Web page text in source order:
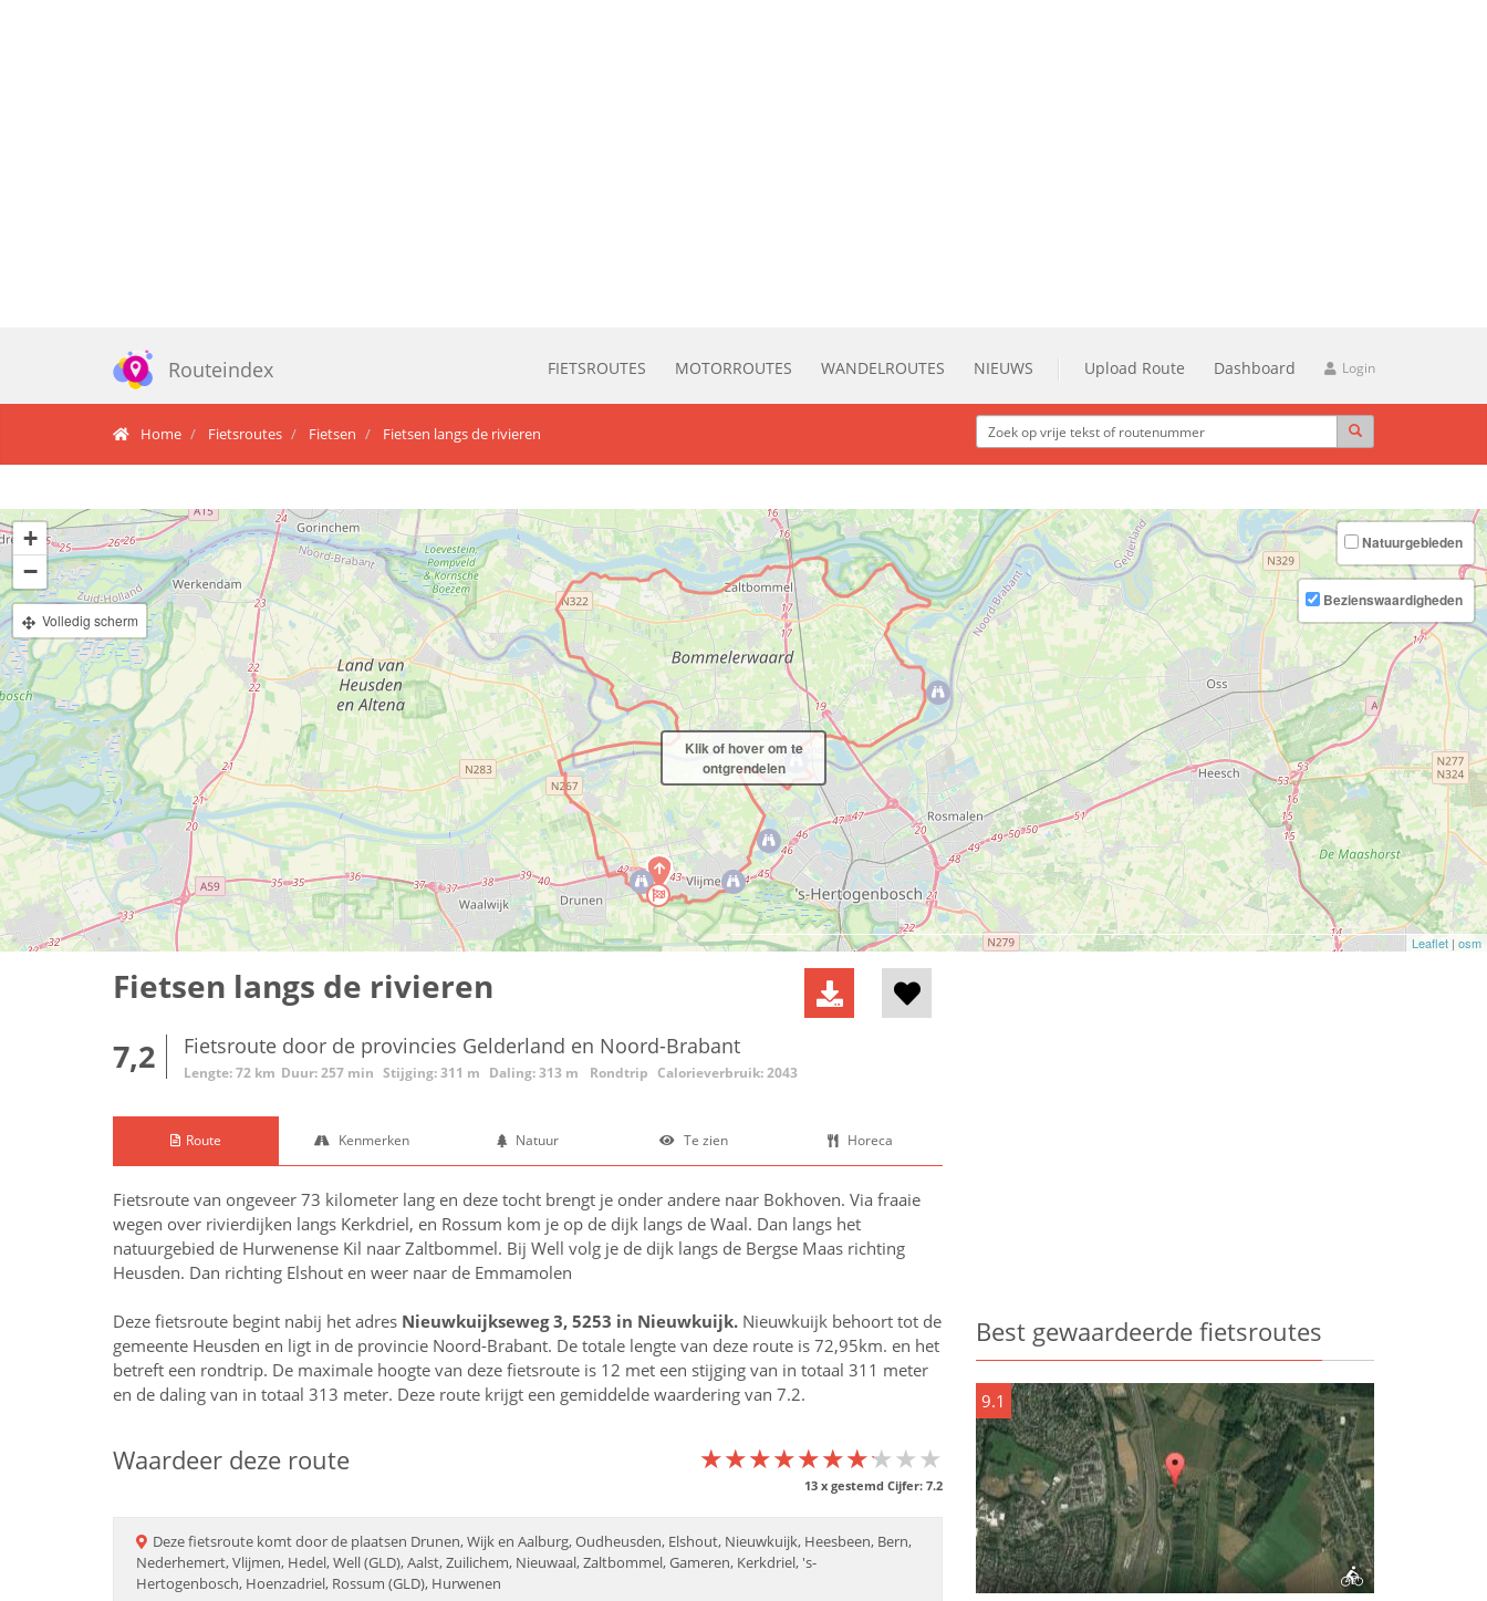
Routeindex FIETSROUTES MOTORROUTES WANDELROUTES NIEUWS Upload Route Dashboard Login
Home Fietsroutes Fietsen Fietsen langs de rivieren
+
−
Volledig scherm
Natuurgebieden
Bezienswaardigheden
Leaflet | osm
Klik of hover om te
ontgrendelen
Fietsen langs de rivieren
7,2 Fietsroute door de provincies Gelderland en Noord-Brabant
Lengte: 72 km Duur: 257 min Stijging: 311 m Daling: 313 m Rondtrip Calorieverbruik: 2043
Route Kenmerken Natuur Te zien Horeca
Fietsroute van ongeveer 73 kilometer lang en deze tocht brengt je onder andere naar Bokhoven. Via fraaie
wegen over rivierdijken langs Kerkdriel, en Rossum kom je op de dijk langs de Waal. Dan langs het
natuurgebied de Hurwenense Kil naar Zaltbommel. Bij Well volg je de dijk langs de Bergse Maas richting
Heusden. Dan richting Elshout en weer naar de Emmamolen
Deze fietsroute begint nabij het adres Nieuwkuijkseweg 3, 5253 in Nieuwkuijk. Nieuwkuijk behoort tot de
gemeente Heusden en ligt in de provincie Noord-Brabant. De totale lengte van deze route is 72,95km. en het
betreft een rondtrip. De maximale hoogte van deze fietsroute is 12 met een stijging van in totaal 311 meter
en de daling van in totaal 313 meter. Deze route krijgt een gemiddelde waardering van 7.2.
Waardeer deze route ★★★★★★★★★★
★★★★★★★★★★
★★★★★★★★★★
13x gestemd Cijfer: 7.2
Dezefietsroute komt door de plaatsen Drunen, Wijk en Aalburg, Oudheusden, Elshout, Nieuwkuijk, Heesbeen, Bern,
Nederhemert, Vlijmen, Hedel, Well (GLD), Aalst, Zuilichem, Nieuwaal, Zaltbommel, Gameren, Kerkdriel, 's-
Hertogenbosch, Hoenzadriel, Rossum (GLD), Hurwenen
Best gewaardeerde fietsroutes
9.1